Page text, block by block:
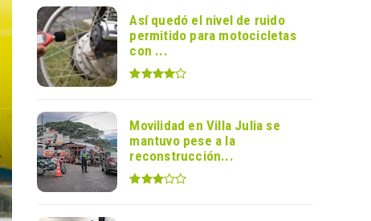
Así quedó el nivel de ruido
permitido para motocicletas
con ...
Movilidad en Villa Julia se
mantuvo pese a la
reconstrucción...